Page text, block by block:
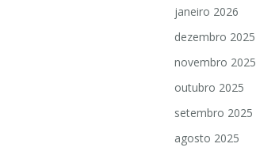
janeiro 2026
dezembro 2025
novembro 2025
outubro 2025
setembro 2025
agosto 2025